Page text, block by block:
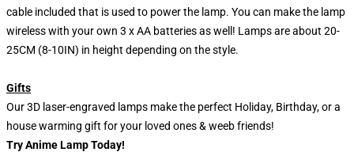
cable included that is used to power the lamp. You can make the lamp
wireless with your own 3 x AA batteries as well! Lamps are about 20-
25CM (8-10IN) in height depending on the style.
Gifts
Our 3D laser-engraved lamps make the perfect Holiday, Birthday, or a
house warming gift for your loved ones & weeb friends!
Try Anime Lamp Today!